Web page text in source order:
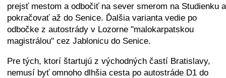
prejsť mestom a odbočiť na sever smerom na Studienku a
pokračovať až do Senice. Ďalšia varianta vedie po
odbočke z autostrády v Lozorne "malokarpatskou
magistrálou" cez Jablonicu do Senice.
Pre tých, ktorí štartujú z východných častí Bratislavy,
nemusí byť omnoho dlhšia cesta po autostráde D1 do